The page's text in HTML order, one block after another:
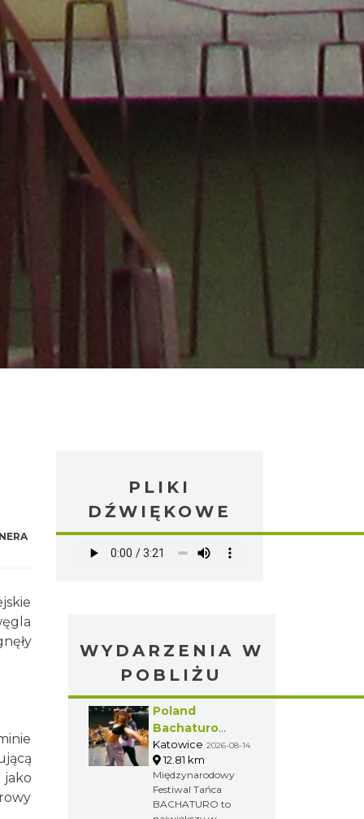
jako
PLIKI
DŹWIĘKOWE
WYDARZENIA W
POBLIŻU
Poland
Bachaturo
Festiwal
Katowice 2026-08-14
12.81 km
Międzynarodowy
Festiwal Tańca
BACHATURO to